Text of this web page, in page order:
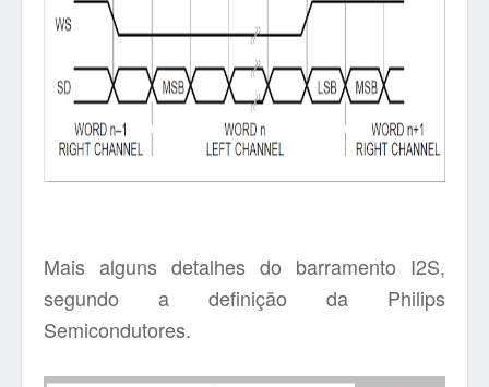
Mais alguns detalhes do barramento I2S,
segundo a definição da Philips
Semicondutores.